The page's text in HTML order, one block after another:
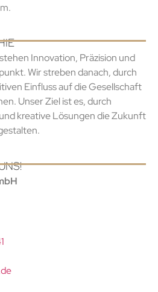
Innovation, Präzision und
Wir streben danach, durch
Einfluss auf die Gesellschaft
Unser Ziel ist es, durch
kreative Lösungen die Zukunft